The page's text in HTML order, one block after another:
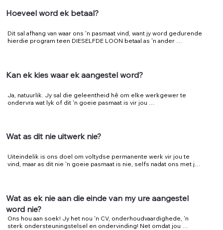
Hoeveel word ek betaal?
Dit sal afhang van waar ons 'n pasmaat vind, want jy word gedurende
hierdie program teen DIESELFDE LOON betaal as 'n ander
voltydse werk teen geen risiko vir die werkgewer nie, terwyl jy die
toutjies leer.
Kan ek kies waar ek aangestel word?
Ja, natuurlik. Jy sal die geleentheid hê om elke werkgewer te
ondervra wat lyk of dit 'n goeie pasmaat is vir jou
Wat as dit nie uitwerk nie?
Uiteindelik is ons doel om voltydse permanente werk vir jou te
vind, maar as dit nie 'n goeie pasmaat is nie, selfs nadat ons met jou
Wat as ek nie aan die einde van my ure aangestel
word nie?
Ons hou aan soek! Jy het nou 'n CV, onderhoudvaardighede, 'n
sterk ondersteuningstelsel en ondervinding! Net omdat jou